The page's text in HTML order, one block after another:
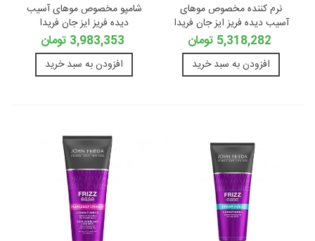
نرم کننده مخصوص موهای
آسیب دیده فریز ایز جان فریدا
5,318,282 تومان
افزودن به سبد خرید
شامپو مخصوص موهای آسیب
دیده فریز ایز جان فریدا
3,983,353 تومان
افزودن به سبد خرید